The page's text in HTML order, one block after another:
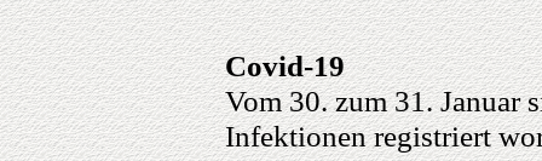
Covid-19
Vom 30. zum 31. Januar
Infektionen registriert